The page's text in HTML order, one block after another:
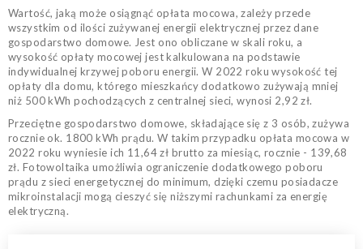
Wartość, jaką może osiągnąć opłata mocowa, zależy przede
wszystkim od ilości zużywanej energii elektrycznej przez dane
gospodarstwo domowe. Jest ono obliczane w skali roku, a
wysokość opłaty mocowej jest kalkulowana na podstawie
indywidualnej krzywej poboru energii. W 2022 roku wysokość tej
opłaty dla domu, którego mieszkańcy dodatkowo zużywają mniej
niż 500 kWh pochodzących z centralnej sieci, wynosi 2,92 zł.
Przeciętne gospodarstwo domowe, składające się z 3 osób, zużywa
rocznie ok. 1800 kWh prądu. W takim przypadku opłata mocowa w
2022 roku wyniesie ich 11,64 zł brutto za miesiąc, rocznie - 139,68
zł. Fotowoltaika umożliwia ograniczenie dodatkowego poboru
prądu z sieci energetycznej do minimum, dzięki czemu posiadacze
mikroinstalacji mogą cieszyć się niższymi rachunkami za energię
elektryczną.